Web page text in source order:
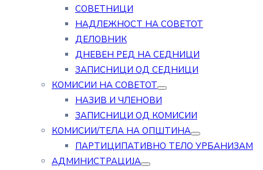
СОВЕТНИЦИ
НАДЛЕЖНОСТ НА СОВЕТОТ
ДЕЛОВНИК
ДНЕВЕН РЕД НА СЕДНИЦИ
ЗАПИСНИЦИ ОД СЕДНИЦИ
КОМИСИИ НА СОВЕТОТ
НАЗИВ И ЧЛЕНОВИ
ЗАПИСНИЦИ ОД КОМИСИИ
КОМИСИИ/ТЕЛА НА ОПШТИНА
ПАРТИЦИПАТИВНО ТЕЛО УРБАНИЗАМ
АДМИНИСТРАЦИЈА